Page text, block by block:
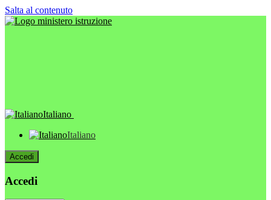
Salta al contenuto
Italiano
Italiano
Accedi
Accedi